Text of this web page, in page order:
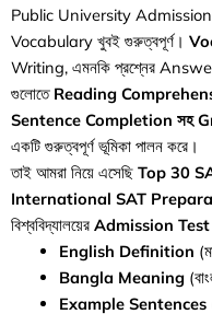
Public University Admission
Vocabulary খুবই গুরুত্বপূর্ণ।
Writing, এমনকি প্রশ্নের
গুলোতে Reading
Sentence Completion সহ
একটি গুরুত্বপূর্ণ ভূমিকা পালন করে।
তাই আমরা নিয়ে এসেছি Top 30
International SAT
বিশ্ববিদ্যালয়ের Admission Test
English Definition
Bangla Meaning
Example Sentences